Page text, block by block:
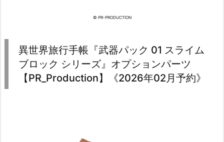
© PR-PRODUCTION
異世界旅行手帳『武器パック 01 スライム
ブロック シリーズ』オプションパーツ
【PR_Production】《2026年02月予約》